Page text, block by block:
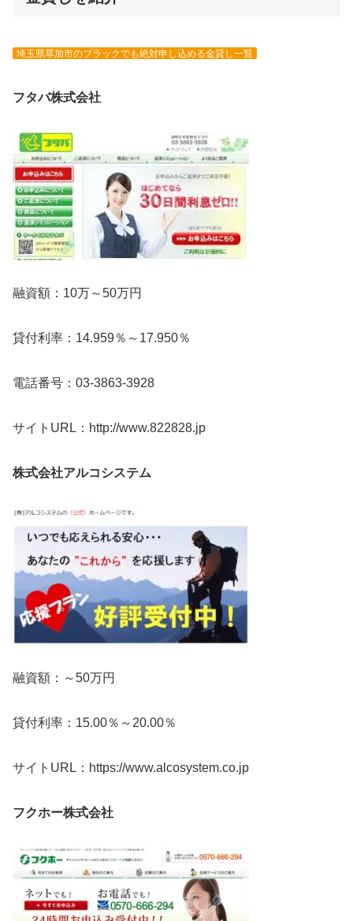
埼玉県草加市のブラックでも絶対申し込める金貸し一覧
フタバ株式会社
融資額：10万～50万円
貸付利率：14.959％～17.950％
電話番号：03-3863-3928
サイトURL：http://www.822828.jp
株式会社アルコシステム
融資額：～50万円
貸付利率：15.00％～20.00％
サイトURL：https://www.alcosystem.co.jp
フクホー株式会社